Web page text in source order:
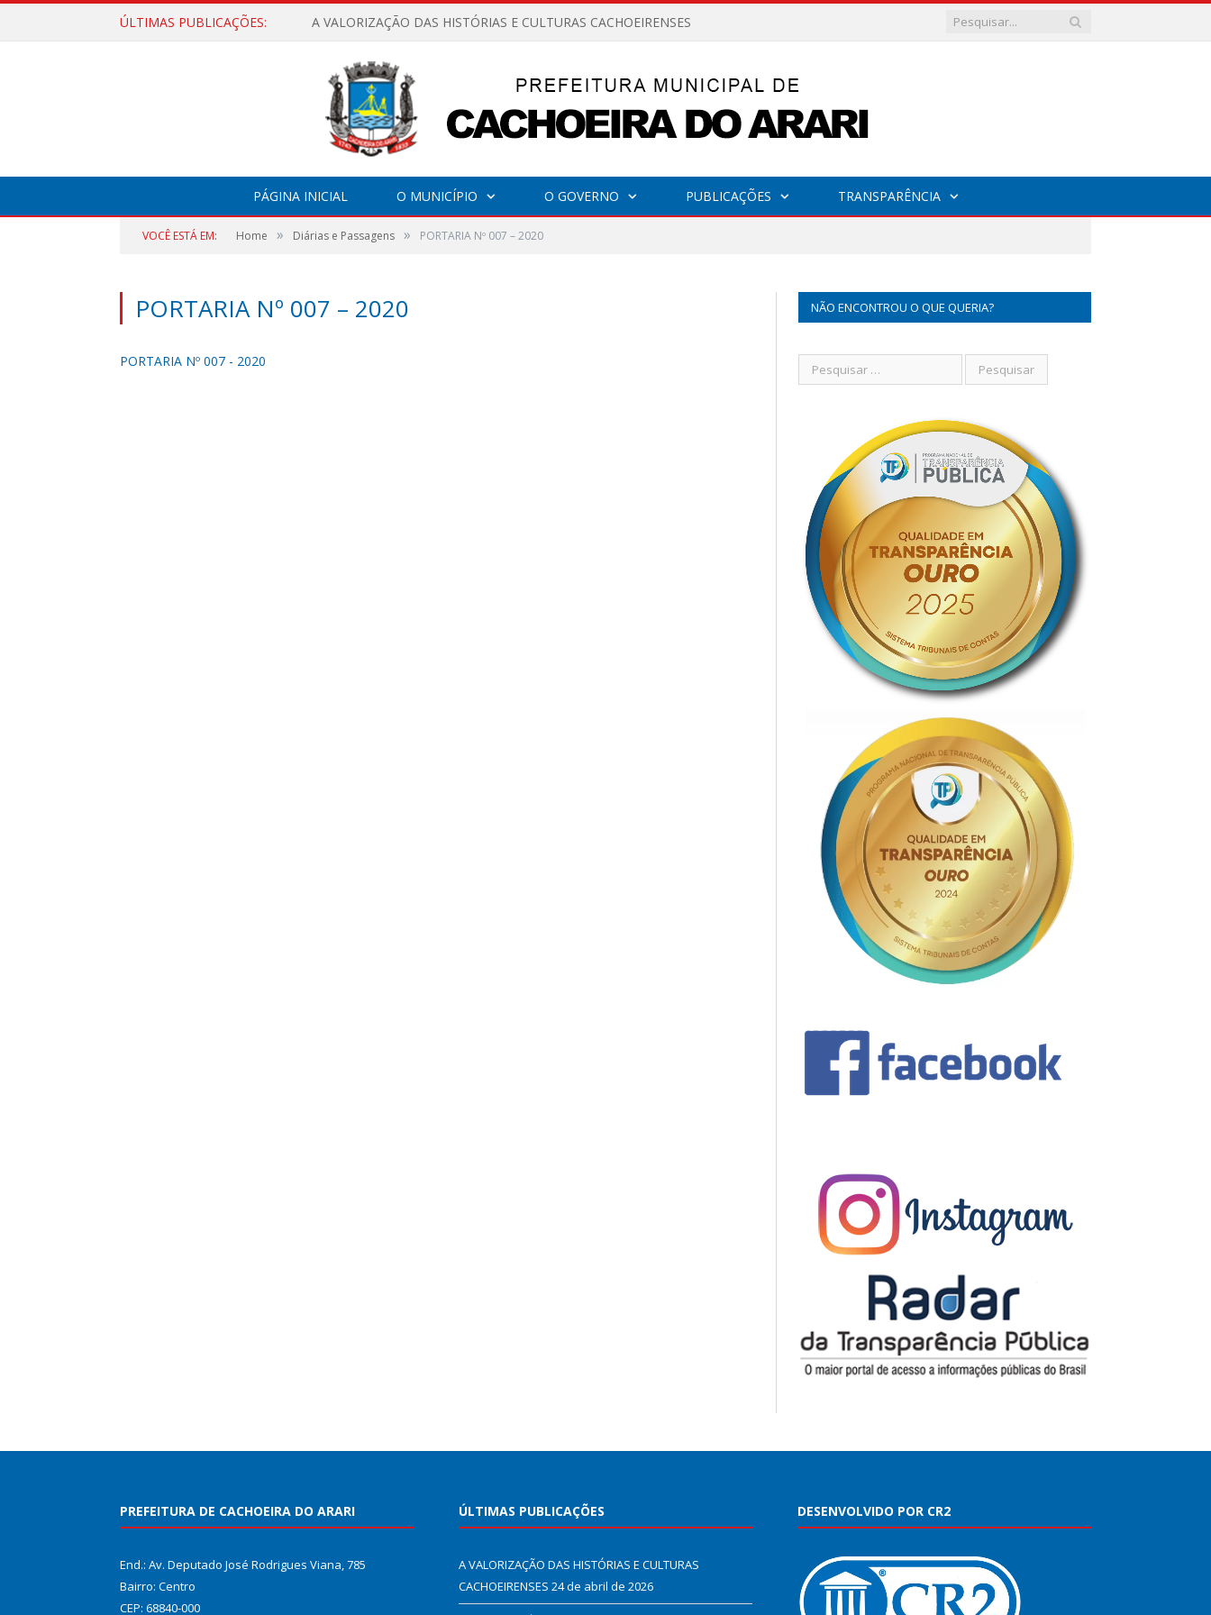
ÚLTIMAS PUBLICAÇÕES: A VALORIZAÇÃO DAS HISTÓRIAS E CULTURAS CACHOEIRENSES
PÁGINA INICIAL O MUNICÍPIO O GOVERNO PUBLICAÇÕES TRANSPARÊNCIA
VOCÊ ESTÁ EM: Home » Diárias e Passagens » PORTARIA Nº 007 – 2020
PORTARIA Nº 007 – 2020
PORTARIA Nº 007 - 2020
NÃO ENCONTROU O QUE QUERIA?
PREFEITURA DE CACHOEIRA DO ARARI
End.: Av. Deputado José Rodrigues Viana, 785
Bairro: Centro
CEP: 68840-000
ÚLTIMAS PUBLICAÇÕES
A VALORIZAÇÃO DAS HISTÓRIAS E CULTURAS
CACHOEIRENSES 24 de abril de 2026
DESENVOLVIDO POR CR2